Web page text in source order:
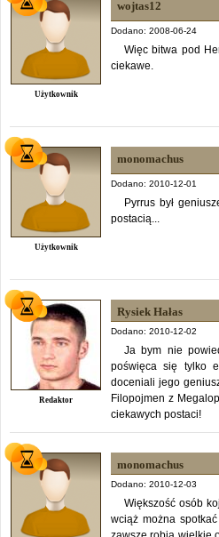
Użytkownik
wojtas12
Dodano: 2008-06-24
Więc bitwa pod
ciekawe.
Użytkownik
monomachus
Dodano: 2010-12-01
Pyrrus był
postacią...
Redaktor
Rysiek Hałas
Dodano: 2010-12-02
Ja bym nie
poświęca się tylko
doceniali jego
Filopojmen z
ciekawych postaci!
monomachus
Dodano: 2010-12-03
Większość osób
wciąż można